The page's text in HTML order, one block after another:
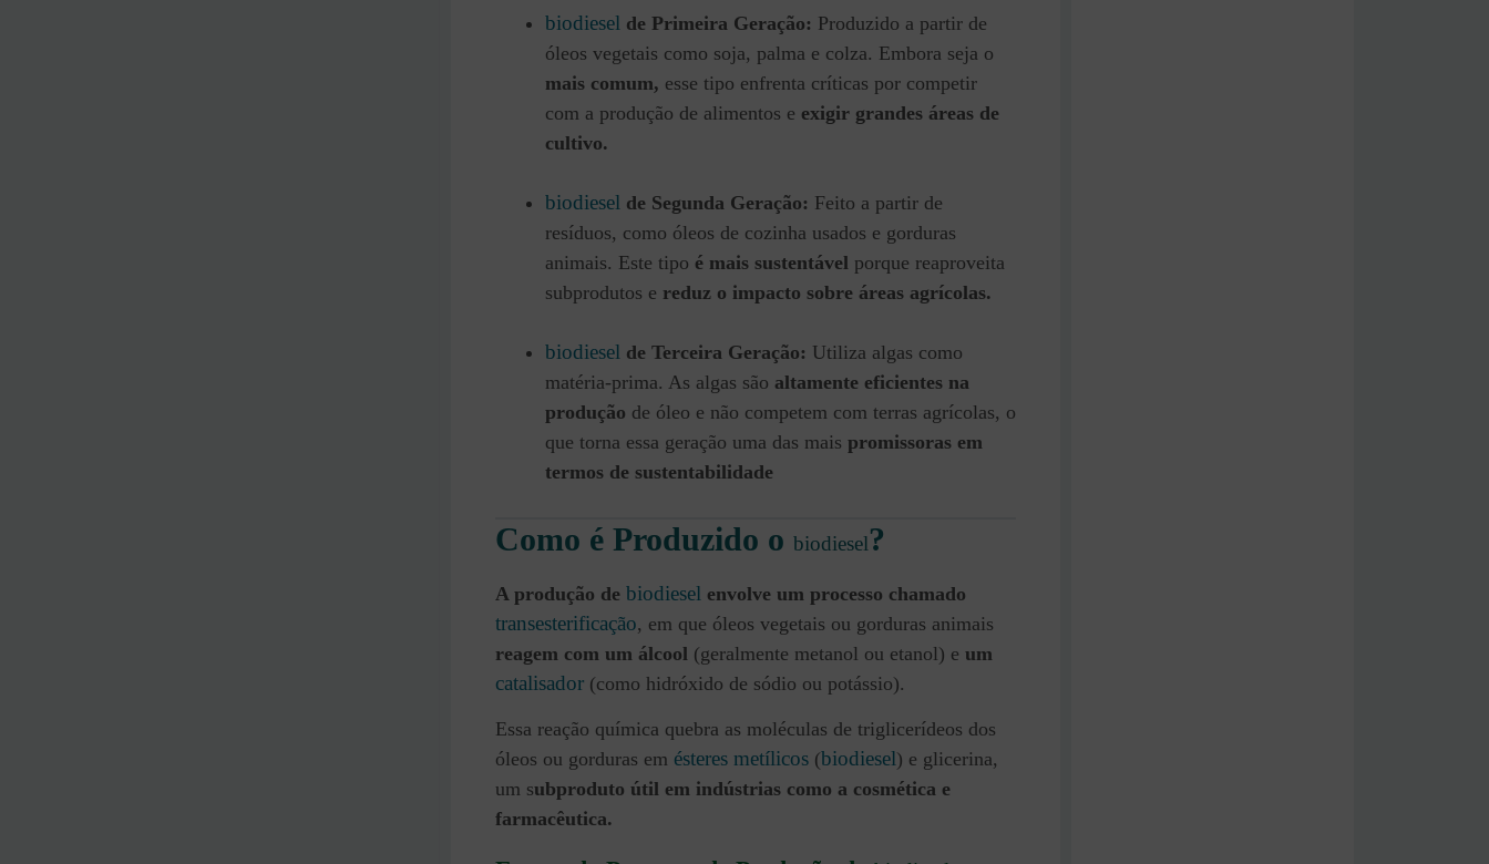
biodiesel de Primeira Geração: Produzido a partir de
óleos vegetais como soja, palma e colza. Embora seja o
mais comum, esse tipo enfrenta críticas por competir
com a produção de alimentos e exigir grandes áreas de
cultivo.
biodiesel de Segunda Geração: Feito a partir de
resíduos, como óleos de cozinha usados e gorduras
animais. Este tipo é mais sustentável porque reaproveita
subprodutos e reduz o impacto sobre áreas agrícolas.
biodiesel de Terceira Geração: Utiliza algas como
matéria-prima. As algas são altamente eficientes na
produção de óleo e não competem com terras agrícolas, o
que torna essa geração uma das mais promissoras em
termos de sustentabilidade​
Como é Produzido o biodiesel?
A produção de biodiesel envolve um processo chamado
transesterificação, em que óleos vegetais ou gorduras animais
reagem com um álcool (geralmente metanol ou etanol) e um
catalisador (como hidróxido de sódio ou potássio).
Essa reação química quebra as moléculas de triglicerídeos dos
óleos ou gorduras em ésteres metílicos (biodiesel) e glicerina,
um subproduto útil em indústrias como a cosmética e
farmacêutica​.